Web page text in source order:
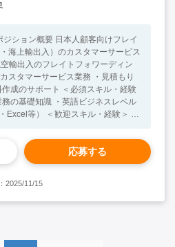
海上輸出入）のカスタマーサービス
スタマーサービス業務 ・見積もり
＜必須スキル・経験
の基礎知識 ・英語ビジネスレベル
キル・経験＞ ・
ける方、やりがいを感じて頂ける方
る方
応募する
2025/11/15